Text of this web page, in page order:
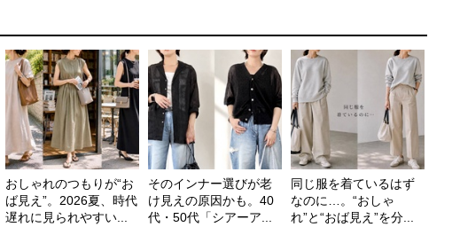
おしゃれのつもりが“お
ば見え”。2026夏、時代
遅れに見られやすい...
そのインナー選びが老
け見えの原因かも。40
代・50代「シアーア...
同じ服を着ているはず
なのに…。“おしゃ
れ”と“おば見え”を分...